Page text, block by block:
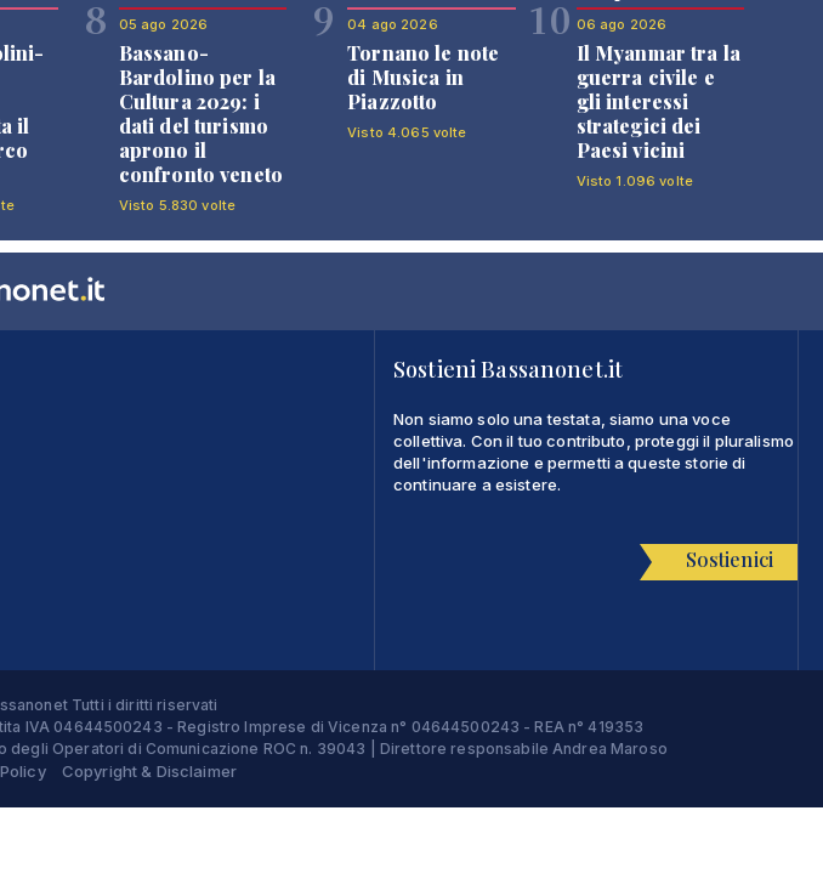
il
8 05 ago 2026
Bassano-
Bardolino per la
Cultura 2029: i
dati del turismo
aprono il
confronto veneto
Visto 5.830 volte
9 04 ago 2026
Tornano le note
di Musica in
Piazzotto
Visto 4.065 volte
10 06 ago 2026
Il Myanmar tra la
guerra civile e
gli interessi
strategici dei
Paesi vicini
Visto 1.096 volte
Sostieni Bassanonet.it
Non siamo solo una testata, siamo una voce
collettiva. Con il tuo contributo, proteggi il pluralismo
dell'informazione e permetti a queste storie di
continuare a esistere.
Sostienici
Tutti i diritti riservati
IVA 04644500243 - Registro Imprese di Vicenza n° 04644500243 - REA n° 419353
Operatori di Comunicazione ROC n. 39043 | Direttore responsabile Andrea Maroso
Copyright & Disclaimer